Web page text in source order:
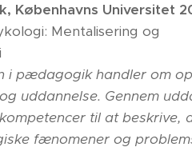
Københavns Universitet
Mentalisering og
i pædagogik handler om
uddannelse. Gennem
til at beskrive,
fænomener og